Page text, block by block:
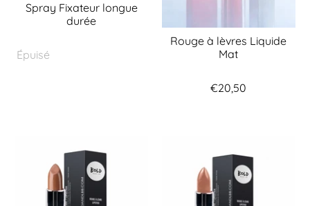
Spray Fixateur longue
durée
Épuisé
Rouge à lèvres Liquide
Mat
€20,50